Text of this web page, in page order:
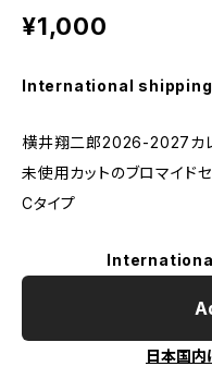
¥1,000
International
横井翔二郎2026-2027カ
未使用カットのブロマイドセ
Cタイプ
日本国内